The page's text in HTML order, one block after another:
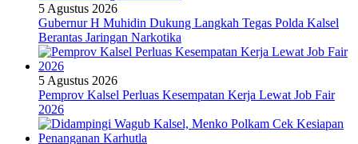
5 Agustus 2026
Gubernur H Muhidin Dukung Langkah Tegas Polda Kalsel
Berantas Jaringan Narkotika
5 Agustus 2026
Pemprov Kalsel Perluas Kesempatan Kerja Lewat Job Fair
2026